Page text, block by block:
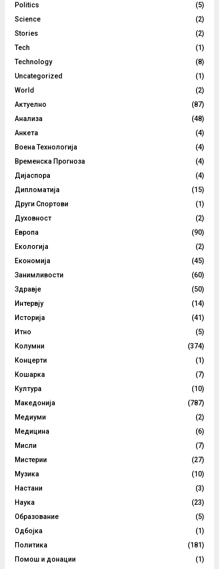
Politics
(5)
Science
(2)
Stories
(2)
Tech
(1)
Technology
(8)
Uncategorized
(1)
World
(2)
Актуелно
(87)
Анализа
(48)
Анкета
(4)
Воена Технологија
(4)
Временска Прогноза
(4)
Дијаспора
(4)
Дипломатија
(15)
Други Спортови
(1)
Духовност
(2)
Европа
(90)
Екологија
(2)
Економија
(45)
Занимливости
(60)
Здравје
(50)
Интервју
(14)
Историја
(41)
Итно
(5)
Колумни
(374)
Концерти
(1)
Кошарка
(7)
Култура
(10)
Македонија
(787)
Медиуми
(2)
Медицина
(6)
Мисли
(7)
Мистерии
(27)
Музика
(10)
Настани
(3)
Наука
(23)
Образование
(5)
Одбојка
(1)
Политика
(181)
Помош и донации
(1)